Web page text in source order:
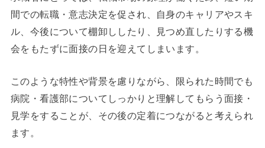
間での転職・意志決定を促され、自身のキャリアやスキ
ル、今後について棚卸ししたり、見つめ直したりする機
会をもたずに面接の日を迎えてしまいます。
このような特性や背景を慮りながら、限られた時間でも
病院・看護部についてしっかりと理解してもらう面接・
見学をすることが、その後の定着につながると考えられ
ます。